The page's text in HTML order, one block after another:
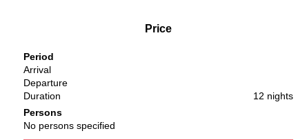
Price
Period
Arrival
Departure
Duration
12 nights
Persons
No persons specified